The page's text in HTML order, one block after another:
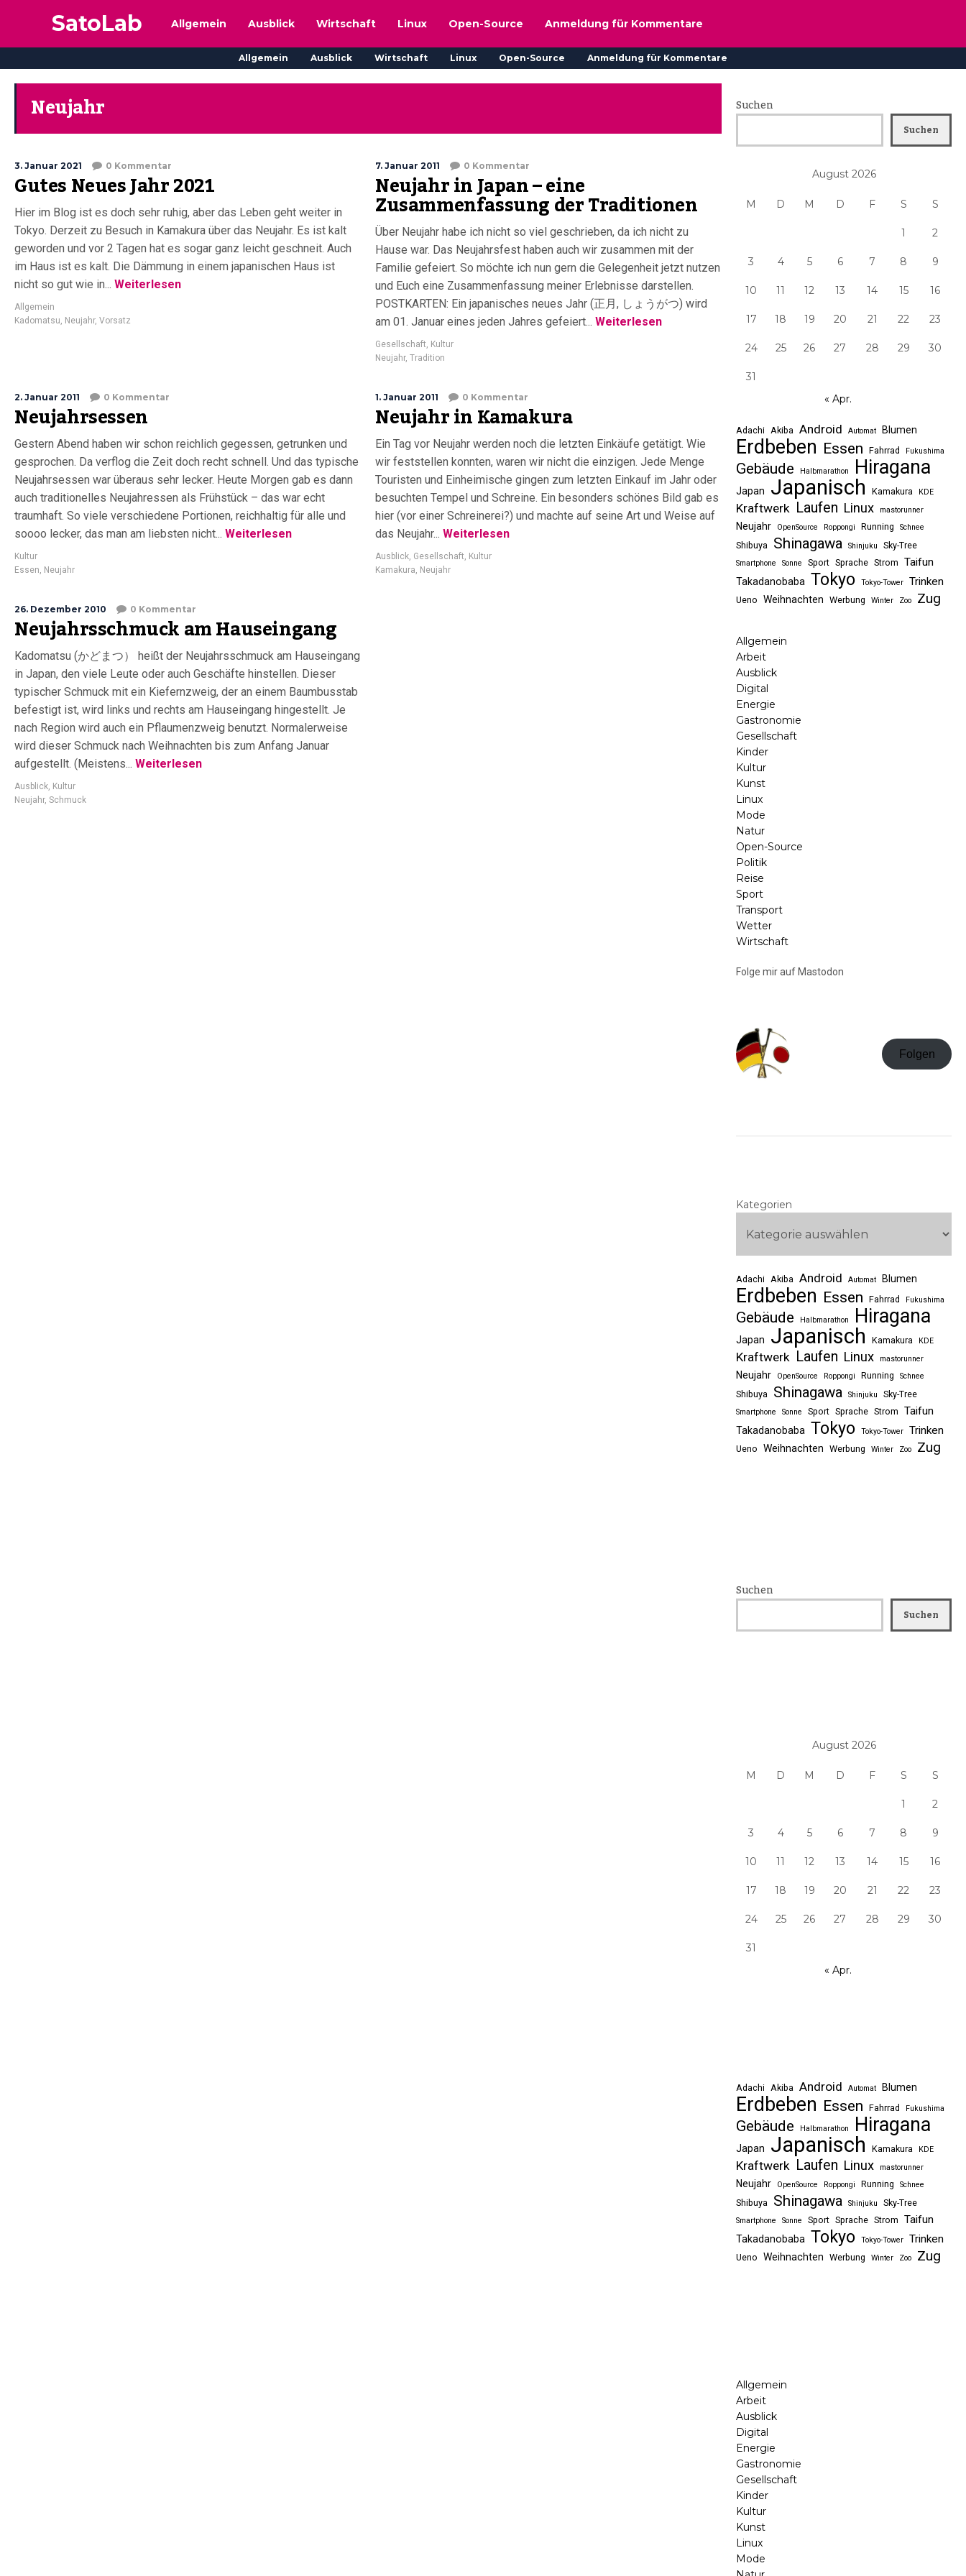
SatoLab Allgemein Ausblick Wirtschaft Linux Open-Source Anmeldung für Kommentare
Allgemein Ausblick Wirtschaft Linux Open-Source Anmeldung für Kommentare
Neujahr
3. Januar 2021 0 Kommentar
Gutes Neues Jahr 2021
Hier im Blog ist es doch sehr ruhig, aber das Leben geht weiter in
Tokyo. Derzeit zu Besuch in Kamakura über das Neujahr. Es ist kalt
geworden und vor 2 Tagen hat es sogar ganz leicht geschneit. Auch
im Haus ist es kalt. Die Dämmung in einem japanischen Haus ist
nicht so gut wie in... Weiterlesen
Allgemein
Kadomatsu, Neujahr, Vorsatz
7. Januar 2011 0 Kommentar
Neujahr in Japan – eine
Zusammenfassung der Traditionen
Über Neujahr habe ich nicht so viel geschrieben, da ich nicht zu
Hause war. Das Neujahrsfest haben auch wir zusammen mit der
Familie gefeiert. So möchte ich nun gern die Gelegenheit jetzt nutzen
und Euch eine Zusammenfassung meiner Erlebnisse darstellen.
POSTKARTEN: Ein japanisches neues Jahr (正月, しょうがつ) wird
am 01. Januar eines jeden Jahres gefeiert... Weiterlesen
Gesellschaft, Kultur
Neujahr, Tradition
2. Januar 2011 0 Kommentar
Neujahrsessen
Gestern Abend haben wir schon reichlich gegessen, getrunken und
gesprochen. Da verflog die Zeit doch recht schnell. Und das typische
Neujahrsessen war überaus sehr lecker. Heute Morgen gab es dann
auch traditionelles Neujahressen als Frühstück – das war echt
traumhaft. So viele verschiedene Portionen, reichhaltig für alle und
soooo lecker, das man am liebsten nicht... Weiterlesen
Kultur
Essen, Neujahr
1. Januar 2011 0 Kommentar
Neujahr in Kamakura
Ein Tag vor Neujahr werden noch die letzten Einkäufe getätigt. Wie
wir feststellen konnten, waren wir nicht die einzigen. Jede Menge
Touristen und Einheimische gingen zum letzten Einkauf im Jahr oder
besuchten Tempel und Schreine. Ein besonders schönes Bild gab es
hier (vor einer Schreinerei?) und machte auf seine Art und Weise auf
das Neujahr... Weiterlesen
Ausblick, Gesellschaft, Kultur
Kamakura, Neujahr
26. Dezember 2010 0 Kommentar
Neujahrsschmuck am Hauseingang
Kadomatsu (かどまつ） heißt der Neujahrsschmuck am Hauseingang
in Japan, den viele Leute oder auch Geschäfte hinstellen. Dieser
typischer Schmuck mit ein Kiefernzweig, der an einem Baumbusstab
befestigt ist, wird links und rechts am Hauseingang hingestellt. Je
nach Region wird auch ein Pflaumenzweig benutzt. Normalerweise
wird dieser Schmuck nach Weihnachten bis zum Anfang Januar
aufgestellt. (Meistens... Weiterlesen
Ausblick, Kultur
Neujahr, Schmuck
Suchen
Suchen
August 2026
M D M D F S S
1 2
3 4 5 6 7 8 9
10 11 12 13 14 15 16
17 18 19 20 21 22 23
24 25 26 27 28 29 30
31
« Apr.
Adachi Akiba Android Automat Blumen
Erdbeben Essen Fahrrad Fukushima
Gebäude Halbmarathon Hiragana
Japan Japanisch Kamakura KDE
Kraftwerk Laufen Linux mastorunner
Neujahr OpenSource Roppongi Running Schnee
Shibuya Shinagawa Shinjuku Sky-Tree
Smartphone Sonne Sport Sprache Strom Taifun
Takadanobaba Tokyo Tokyo-Tower Trinken
Ueno Weihnachten Werbung Winter Zoo Zug
Allgemein
Arbeit
Ausblick
Digital
Energie
Gastronomie
Gesellschaft
Kinder
Kultur
Kunst
Linux
Mode
Natur
Open-Source
Politik
Reise
Sport
Transport
Wetter
Wirtschaft
Folge mir auf Mastodon
Folgen
Kategorien
Adachi Akiba Android Automat Blumen
Erdbeben Essen Fahrrad Fukushima
Gebäude Halbmarathon Hiragana
Japan Japanisch Kamakura KDE
Kraftwerk Laufen Linux mastorunner
Neujahr OpenSource Roppongi Running Schnee
Shibuya Shinagawa Shinjuku Sky-Tree
Smartphone Sonne Sport Sprache Strom Taifun
Takadanobaba Tokyo Tokyo-Tower Trinken
Ueno Weihnachten Werbung Winter Zoo Zug
Suchen
Suchen
August 2026
M D M D F S S
1 2
3 4 5 6 7 8 9
10 11 12 13 14 15 16
17 18 19 20 21 22 23
24 25 26 27 28 29 30
31
« Apr.
Adachi Akiba Android Automat Blumen
Erdbeben Essen Fahrrad Fukushima
Gebäude Halbmarathon Hiragana
Japan Japanisch Kamakura KDE
Kraftwerk Laufen Linux mastorunner
Neujahr OpenSource Roppongi Running Schnee
Shibuya Shinagawa Shinjuku Sky-Tree
Smartphone Sonne Sport Sprache Strom Taifun
Takadanobaba Tokyo Tokyo-Tower Trinken
Ueno Weihnachten Werbung Winter Zoo Zug
Allgemein
Arbeit
Ausblick
Digital
Energie
Gastronomie
Gesellschaft
Kinder
Kultur
Kunst
Linux
Mode